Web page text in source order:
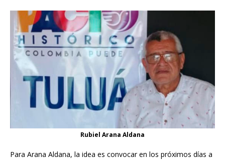
Rubiel Arana Aldana
Para Arana Aldana, la idea es convocar en los próximos días a